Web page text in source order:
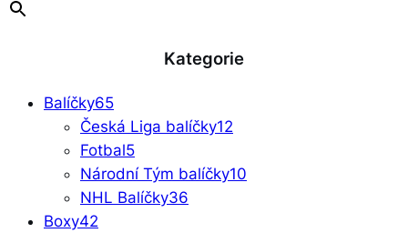
Kategorie
Balíčky65
Česká Liga balíčky12
Fotbal5
Národní Tým balíčky10
NHL Balíčky36
Boxy42